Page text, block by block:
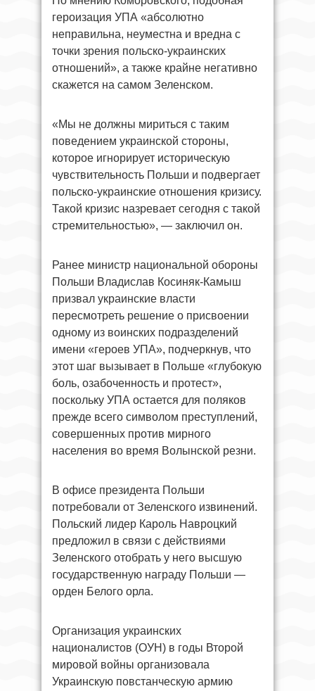
героизация УПА «абсолютно
неправильна, неуместна и вредна с
точки зрения польско-украинских
отношений», а также крайне негативно
скажется на самом Зеленском.
«Мы не должны мириться с таким
поведением украинской стороны,
которое игнорирует историческую
чувствительность Польши и подвергает
польско-украинские отношения кризису.
Такой кризис назревает сегодня с такой
стремительностью», — заключил он.
Ранее министр национальной обороны
Польши Владислав Косиняк-Камыш
призвал украинские власти
пересмотреть решение о присвоении
одному из воинских подразделений
имени «героев УПА», подчеркнув, что
этот шаг вызывает в Польше «глубокую
боль, озабоченность и протест»,
поскольку УПА остается для поляков
прежде всего символом преступлений,
совершенных против мирного
населения во время Волынской резни.
В офисе президента Польши
потребовали от Зеленского извинений.
Польский лидер Кароль Навроцкий
предложил в связи с действиями
Зеленского отобрать у него высшую
государственную награду Польши —
орден Белого орла.
Организация украинских
националистов (ОУН) в годы Второй
мировой войны организовала
Украинскую повстанческую армию